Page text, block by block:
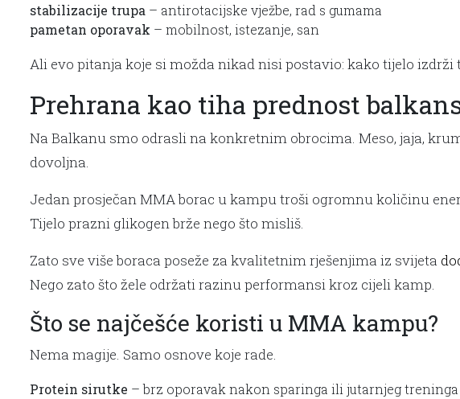
stabilizacije trupa – antirotacijske vježbe, rad s gumama
pametan oporavak – mobilnost, istezanje, san
Ali evo pitanja koje si možda nikad nisi postavio: kako tijelo izdrži
Prehrana kao tiha prednost
Na Balkanu smo odrasli na konkretnim obrocima. Meso, jaja,
dovoljna.
Jedan prosječan MMA borac u kampu troši ogromnu količinu
Tijelo prazni glikogen brže nego što misliš.
Zato sve više boraca poseže za kvalitetnim rješenjima iz svijeta
Nego zato što žele održati razinu performansi kroz cijeli kamp.
Što se najčešće koristi u MMA kampu?
Nema magije. Samo osnove koje rade.
Protein sirutke – brz oporavak nakon sparinga ili jutarnjeg treninga